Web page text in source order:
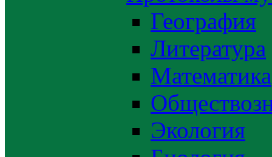
География
Литература
Математика
Экология